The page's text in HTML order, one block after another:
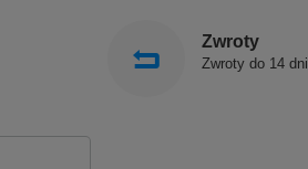
Zwroty
Zwroty do 14 dni